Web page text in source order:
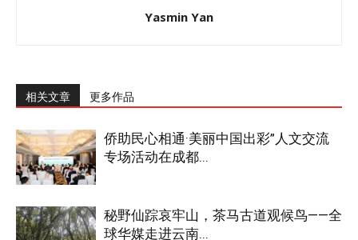
Yasmin Yan
相关文章 更多作品
侨助民心相通·美丽中国出彩”人文交流
专场活动在成都...
秘野仙踪哀牢山，茶马古道观候鸟——全
球华媒走进云南...